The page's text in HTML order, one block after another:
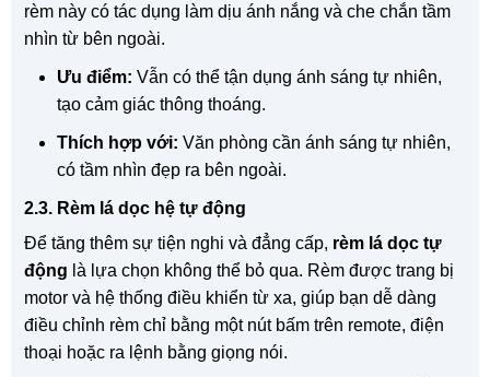
rèm này có tác dụng làm dịu ánh nắng và che chắn tầm
nhìn từ bên ngoài.
Ưu điểm: Vẫn có thể tận dụng ánh sáng tự nhiên,
tạo cảm giác thông thoáng.
Thích hợp với: Văn phòng cần ánh sáng tự nhiên,
có tầm nhìn đẹp ra bên ngoài.
2.3. Rèm lá dọc hệ tự động
Để tăng thêm sự tiện nghi và đẳng cấp, rèm lá dọc tự
động là lựa chọn không thể bỏ qua. Rèm được trang bị
motor và hệ thống điều khiển từ xa, giúp bạn dễ dàng
điều chỉnh rèm chỉ bằng một nút bấm trên remote, điện
thoại hoặc ra lệnh bằng giọng nói.